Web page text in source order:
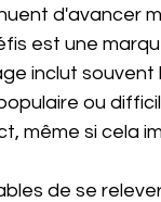
d'avancer
est une
inclut
ou
même si cela
de se